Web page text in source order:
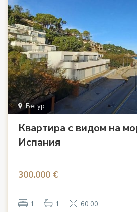
Бегур
Квартира с видом на
Испания
300.000 €
1 1 60.00